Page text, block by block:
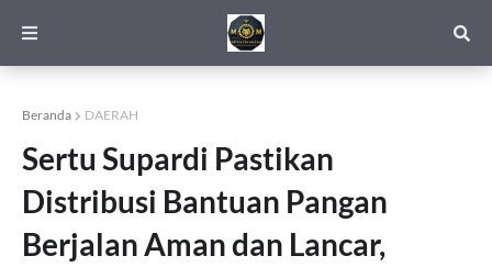
Beranda DAERAH
Sertu Supardi Pastikan
Distribusi Bantuan Pangan
Berjalan Aman dan Lancar,